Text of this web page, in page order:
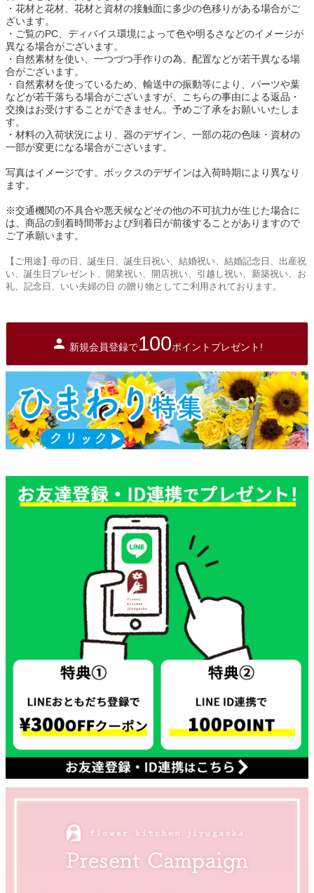
・花材と花材、花材と資材の接触面に多少の色移りがある場合がご
ざいます。
・ご覧のPC、ディバイス環境によって色や明るさなどのイメージが
異なる場合がございます。
・自然素材を使い、一つづつ手作りの為、配置などが若干異なる場
合がございます。
・自然素材を使っているため、輸送中の振動等により、パーツや葉
などが若干落ちる場合がございますが、こちらの事由による返品・
交換はお受けすることができません。予めご了承をお願いいたしま
す。
・材料の入荷状況により、器のデザイン、一部の花の色味・資材の
一部が変更になる場合がございます。
写真はイメージです。ボックスのデザインは入荷時期により異なり
ます。
※交通機関の不具合や悪天候などその他の不可抗力が生じた場合に
は、商品の到着時間帯および到着日が前後することがありますので
ご了承願います。
【ご用途】母の日、誕生日、誕生日祝い、結婚祝い、結婚記念日、出産祝
い、誕生日プレゼント、開業祝い、開店祝い、引越し祝い、新築祝い、お
礼、記念日、いい夫婦の日 の贈り物としてご利用されております。
新規会員登録で100ポイントプレゼント!